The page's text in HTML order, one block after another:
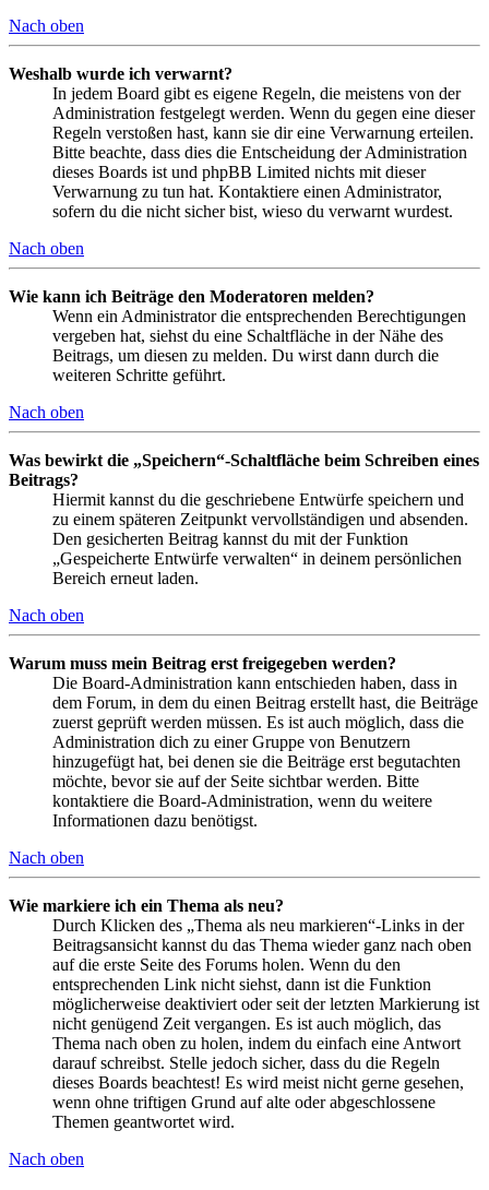
Nach oben
Weshalb wurde ich verwarnt?
In jedem Board gibt es eigene Regeln, die meistens von der
Administration festgelegt werden. Wenn du gegen eine dieser
Regeln verstoßen hast, kann sie dir eine Verwarnung erteilen.
Bitte beachte, dass dies die Entscheidung der Administration
dieses Boards ist und phpBB Limited nichts mit dieser
Verwarnung zu tun hat. Kontaktiere einen Administrator,
sofern du die nicht sicher bist, wieso du verwarnt wurdest.
Nach oben
Wie kann ich Beiträge den Moderatoren melden?
Wenn ein Administrator die entsprechenden Berechtigungen
vergeben hat, siehst du eine Schaltfläche in der Nähe des
Beitrags, um diesen zu melden. Du wirst dann durch die
weiteren Schritte geführt.
Nach oben
Was bewirkt die „Speichern“-Schaltfläche beim Schreiben eines
Beitrags?
Hiermit kannst du die geschriebene Entwürfe speichern und
zu einem späteren Zeitpunkt vervollständigen und absenden.
Den gesicherten Beitrag kannst du mit der Funktion
„Gespeicherte Entwürfe verwalten“ in deinem persönlichen
Bereich erneut laden.
Nach oben
Warum muss mein Beitrag erst freigegeben werden?
Die Board-Administration kann entschieden haben, dass in
dem Forum, in dem du einen Beitrag erstellt hast, die Beiträge
zuerst geprüft werden müssen. Es ist auch möglich, dass die
Administration dich zu einer Gruppe von Benutzern
hinzugefügt hat, bei denen sie die Beiträge erst begutachten
möchte, bevor sie auf der Seite sichtbar werden. Bitte
kontaktiere die Board-Administration, wenn du weitere
Informationen dazu benötigst.
Nach oben
Wie markiere ich ein Thema als neu?
Durch Klicken des „Thema als neu markieren“-Links in der
Beitragsansicht kannst du das Thema wieder ganz nach oben
auf die erste Seite des Forums holen. Wenn du den
entsprechenden Link nicht siehst, dann ist die Funktion
möglicherweise deaktiviert oder seit der letzten Markierung ist
nicht genügend Zeit vergangen. Es ist auch möglich, das
Thema nach oben zu holen, indem du einfach eine Antwort
darauf schreibst. Stelle jedoch sicher, dass du die Regeln
dieses Boards beachtest! Es wird meist nicht gerne gesehen,
wenn ohne triftigen Grund auf alte oder abgeschlossene
Themen geantwortet wird.
Nach oben